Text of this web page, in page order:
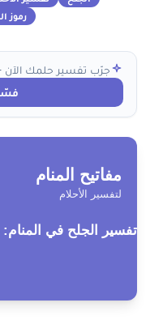
رموز
جرّب تفسير حلمك الآن